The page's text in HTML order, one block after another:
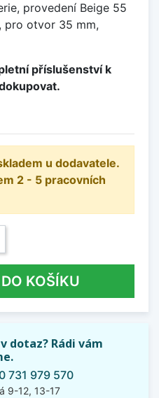
provedení Beige 55
pro otvor 35 mm,
příslušenství k
u dodavatele.
2 - 5 pracovních
KOŠÍKU
dotaz? Rádi vám
731 979 570
9-12, 13-17